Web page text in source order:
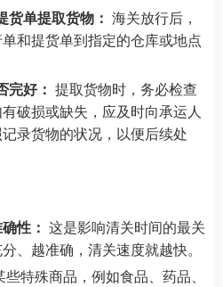
货单提取货物： 海关放行后，
和提货单到指定的仓库或地点
完好： 提取货物时，务必检查
破损或缺失，应及时向承运人
录货物的状况，以便后续处
性： 这是影响清关时间的最关
、越准确，清关速度就越快。
些特殊商品，例如食品、药品、